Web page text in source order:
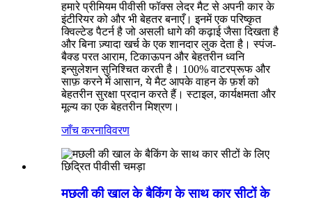
हमारे प्रीमियम पीवीसी फॉक्स लेदर मैट से अपनी कार के
इंटीरियर को और भी बेहतर बनाएँ। इनमें एक परिष्कृत
क्विल्टेड पैटर्न है जो असली धागे की कढ़ाई जैसा दिखता है
और बिना ज़्यादा खर्च के एक शानदार लुक देता है। स्पंज-
बैक्ड परत आराम, टिकाऊपन और बेहतरीन ध्वनि
इन्सुलेशन सुनिश्चित करती है। 100% वाटरप्रूफ और
साफ़ करने में आसान, ये मैट आपके वाहन के फ़र्श को
बेहतरीन सुरक्षा प्रदान करते हैं। स्टाइल, कार्यक्षमता और
मूल्य का एक बेहतरीन मिश्रण।
जाँच करनाविवरण
मछली की खाल के बैकिंग के साथ कार सीटों के